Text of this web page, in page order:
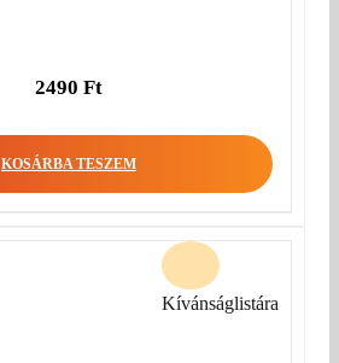
2490 Ft
KOSÁRBA TESZEM
Kívánságlistára